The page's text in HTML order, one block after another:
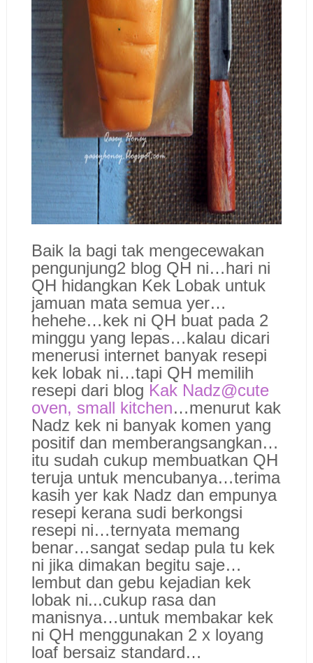
Baik la bagi tak mengecewakan
pengunjung2 blog QH ni…hari ni
QH hidangkan Kek Lobak untuk
jamuan mata semua yer…
hehehe…kek ni QH buat pada 2
minggu yang lepas…kalau dicari
menerusi internet banyak resepi
kek lobak ni…tapi QH memilih
resepi dari blog Kak Nadz@cute
oven, small kitchen…menurut kak
Nadz kek ni banyak komen yang
positif dan memberangsangkan…
itu sudah cukup membuatkan QH
teruja untuk mencubanya…terima
kasih yer kak Nadz dan empunya
resepi kerana sudi berkongsi
resepi ni…ternyata memang
benar…sangat sedap pula tu kek
ni jika dimakan begitu saje…
lembut dan gebu kejadian kek
lobak ni...cukup rasa dan
manisnya…untuk membakar kek
ni QH menggunakan 2 x loyang
loaf bersaiz standard…